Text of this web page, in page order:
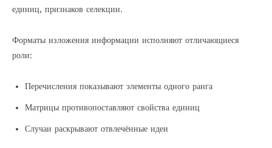
единиц, признаков селекции.
Форматы изложения информации исполняют отличающиеся
роли:
Перечисления показывают элементы одного ранга
Матрицы противопоставляют свойства единиц
Случаи раскрывают отвлечённые идеи